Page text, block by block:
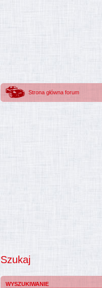
Strona główna forum
Szukaj
WYSZUKIWANIE